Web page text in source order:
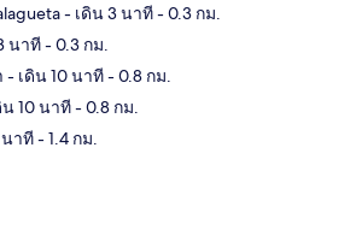
- เดิน 3 นาที- 0.3 กม.
นาที- 0.3 กม.
- เดิน 10 นาที- 0.8 กม.
น 10 นาที- 0.8 กม.
นาที- 1.4 กม.